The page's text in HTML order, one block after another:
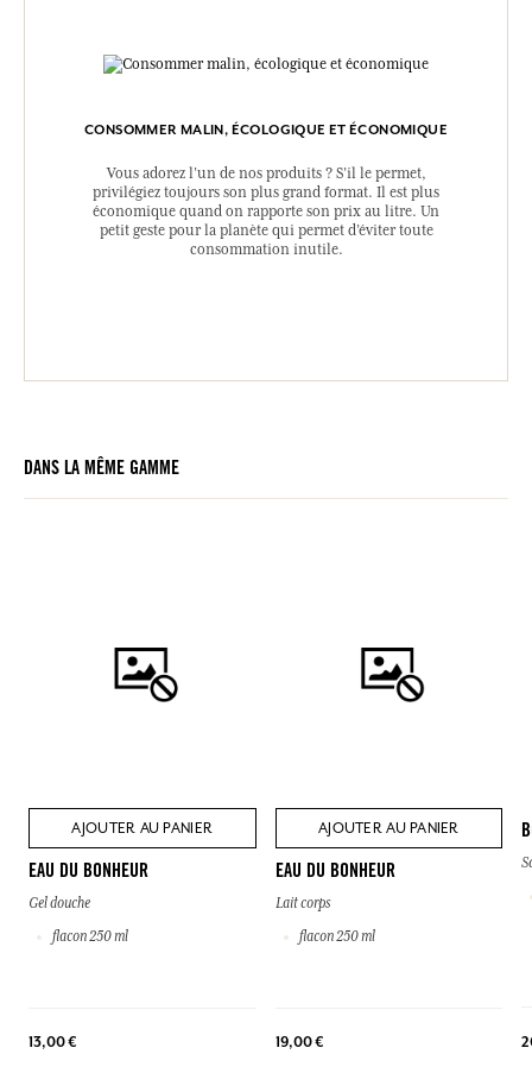
CONSOMMER MALIN, ÉCOLOGIQUE ET ÉCONOMIQUE
Vous adorez l’un de nos produits ? S’il le permet,
privilégiez toujours son plus grand format. Il est plus
économique quand on rapporte son prix au litre. Un
petit geste pour la planète qui permet d’éviter toute
consommation inutile.
DANS LA MÊME GAMME
AJOUTER AU PANIER
EAU DU BONHEUR
Gel douche
flacon 250 ml
13,00 €
AJOUTER AU PANIER
EAU DU BONHEUR
Lait corps
flacon 250 ml
19,00 €